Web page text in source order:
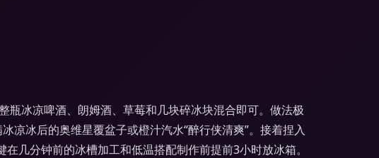
冰凉啤酒、朗姆酒、草莓和几块碎冰块混合即可。做法极
凉冰后的奥维星覆盆子或橙汁汽水“醉行侠清爽”。接着捏入
几分钟前的冰槽加工和低温搭配制作前提前3小时放冰箱。